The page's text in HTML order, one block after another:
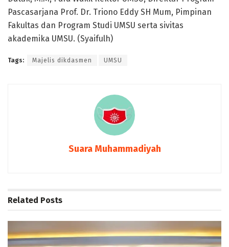
Pascasarjana Prof. Dr. Triono Eddy SH Mum, Pimpinan
Fakultas dan Program Studi UMSU serta sivitas
akademika UMSU. (Syaifulh)
Tags: Majelis dikdasmen UMSU
Suara Muhammadiyah
Related Posts